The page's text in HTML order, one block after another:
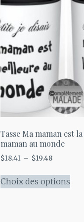
Tasse Ma maman est
maman au monde
$18.41 – $19.48Plage
prix :
Choix des options
Ce